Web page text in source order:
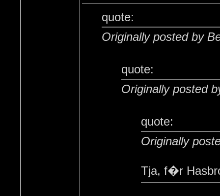
quote:
Originally posted by
quote:
Originally posted
quote:
Originally
Tja, f�r